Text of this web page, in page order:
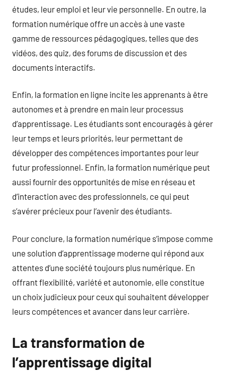
études, leur emploi et leur vie personnelle. En outre, la
formation numérique offre un accès à une vaste
gamme de ressources pédagogiques, telles que des
vidéos, des quiz, des forums de discussion et des
documents interactifs.
Enfin, la formation en ligne incite les apprenants à être
autonomes et à prendre en main leur processus
d’apprentissage. Les étudiants sont encouragés à gérer
leur temps et leurs priorités, leur permettant de
développer des compétences importantes pour leur
futur professionnel. Enfin, la formation numérique peut
aussi fournir des opportunités de mise en réseau et
d’interaction avec des professionnels, ce qui peut
s’avérer précieux pour l’avenir des étudiants.
Pour conclure, la formation numérique s’impose comme
une solution d’apprentissage moderne qui répond aux
attentes d’une société toujours plus numérique. En
offrant flexibilité, variété et autonomie, elle constitue
un choix judicieux pour ceux qui souhaitent développer
leurs compétences et avancer dans leur carrière.
La transformation de
l’apprentissage digital